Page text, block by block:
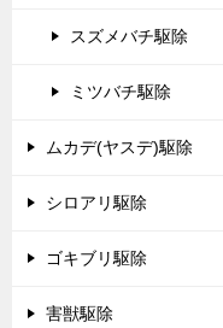
スズメバチ駆除
ミツバチ駆除
ムカデ(ヤスデ)駆除
シロアリ駆除
ゴキブリ駆除
害獣駆除